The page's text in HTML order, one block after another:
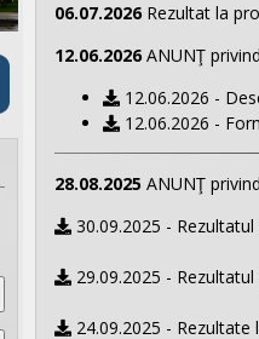
06.07.2026 Rezultat la
12.06.2026ANUNŢ
12.06.2026 -
12.06.2026 -
28.08.2025 ANUNŢ
30.09.2025 -
29.09.2025 -
24.09.2025 - Rezultate